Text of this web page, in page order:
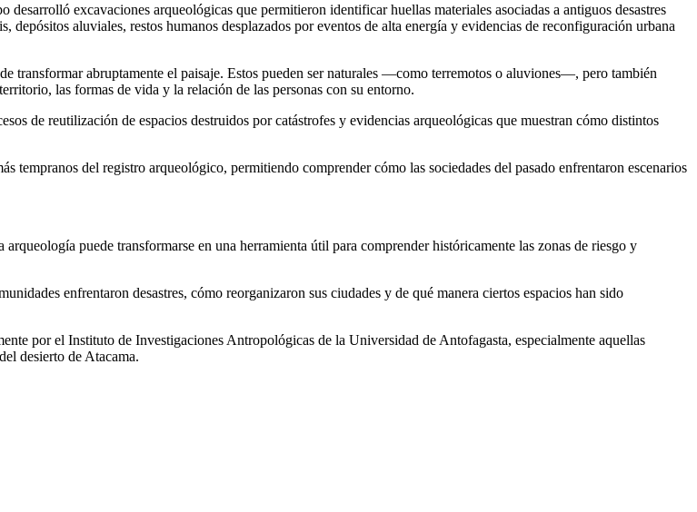
excavaciones arqueológicas que permitieron identificar huellas materiales asociadas a antiguos desastres
aluviales, restos humanos desplazados por eventos de alta energía y evidencias de reconfiguración urbana
transformar abruptamente el paisaje. Estos pueden ser naturales —como terremotos o aluviones—, pero también
las formas de vida y la relación de las personas con su entorno.
de reutilización de espacios destruidos por catástrofes y evidencias arqueológicas que muestran cómo distintos
tempranos del registro arqueológico, permitiendo comprender cómo las sociedades del pasado enfrentaron escenarios
puede transformarse en una herramienta útil para comprender históricamente las zonas de riesgo y
enfrentaron desastres, cómo reorganizaron sus ciudades y de qué manera ciertos espacios han sido
por el Instituto de Investigaciones Antropológicas de la Universidad de Antofagasta, especialmente aquellas
desierto de Atacama.